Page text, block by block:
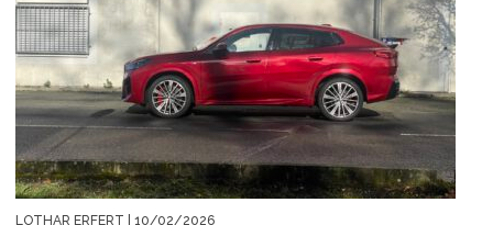
LOTHAR ERFERT | 10/02/2026